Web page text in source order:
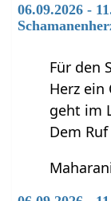
06.09.2026 -
Für den
Herz
geht im
Dem